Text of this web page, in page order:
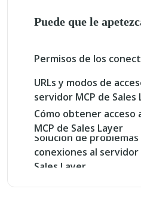
Puede que le
Permisos de los
URLs y modos de
servidor MCP de Sales
Cómo obtener acceso
MCP de Sales Layer
Solución de problemas
conexiones al servidor
Sales Layer